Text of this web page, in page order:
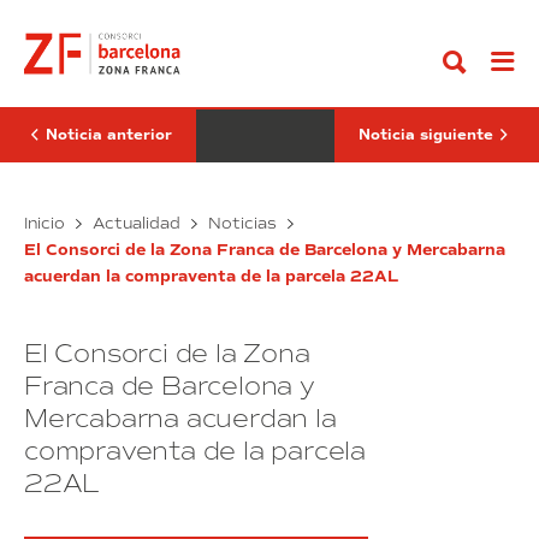
contenido
Miles
Company
se
al
DFactory
de
vehículo
eléctrico
Noticia anterior
de
Barcelona
la
BWAW
Noticia siguiente
Inicio Actualidad Noticias
El Consorci de la Zona Franca de Barcelona y Mercabarna
acuerdan la compraventa de la parcela 22AL
El Consorci de la Zona
Franca de Barcelona y
Mercabarna acuerdan la
compraventa de la parcela
22AL
e-
Miles
Company
al
DFactory
su
revolucionario
prototipo
de
de
la
Premio